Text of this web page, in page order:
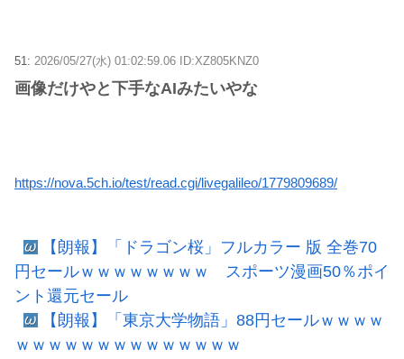
51: 2026/05/27(水) 01:02:59.06 ID:XZ805KNZ0
画像だけやと下手なAIみたいやな
https://nova.5ch.io/test/read.cgi/livegalileo/1779809689/
【朗報】「ドラゴン桜」フルカラー 版 全巻70
円セールｗｗｗｗｗｗｗｗ スポーツ漫画50％ポイ
ント還元セール
【朗報】「東京大学物語」88円セールｗｗｗｗ
ｗｗｗｗｗｗｗｗｗｗｗｗｗｗ